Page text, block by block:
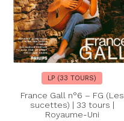
LP (33 TOURS)
France Gall n°6 – FG (Les
sucettes) | 33 tours |
Royaume-Uni